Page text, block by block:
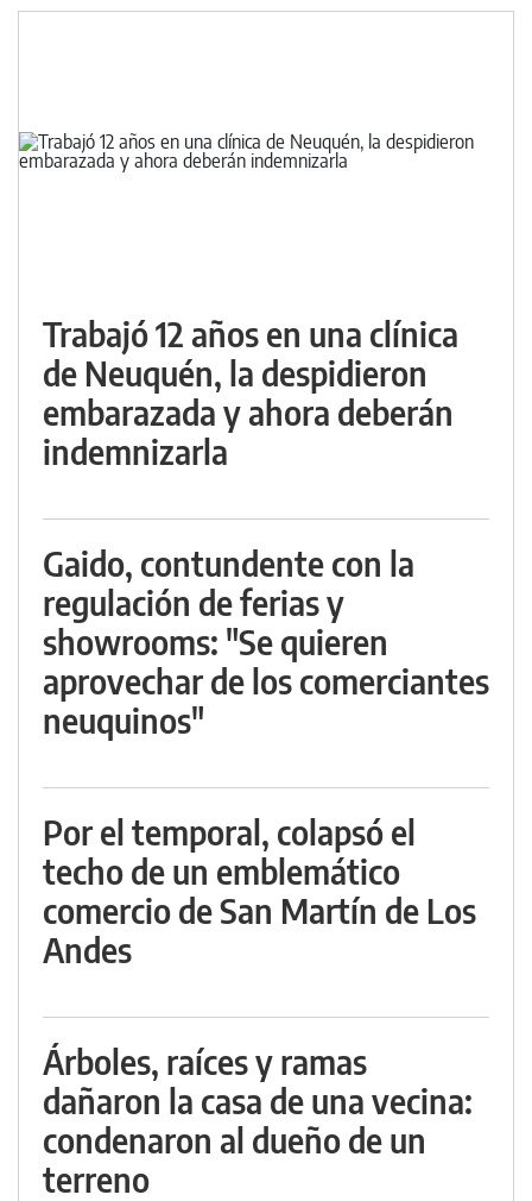
Trabajó 12 años en una clínica
de Neuquén, la despidieron
embarazada y ahora deberán
indemnizarla
Gaido, contundente con la
regulación de ferias y
showrooms: "Se quieren
aprovechar de los comerciantes
neuquinos"
Por el temporal, colapsó el
techo de un emblemático
comercio de San Martín de Los
Andes
Árboles, raíces y ramas
dañaron la casa de una vecina:
condenaron al dueño de un
terreno